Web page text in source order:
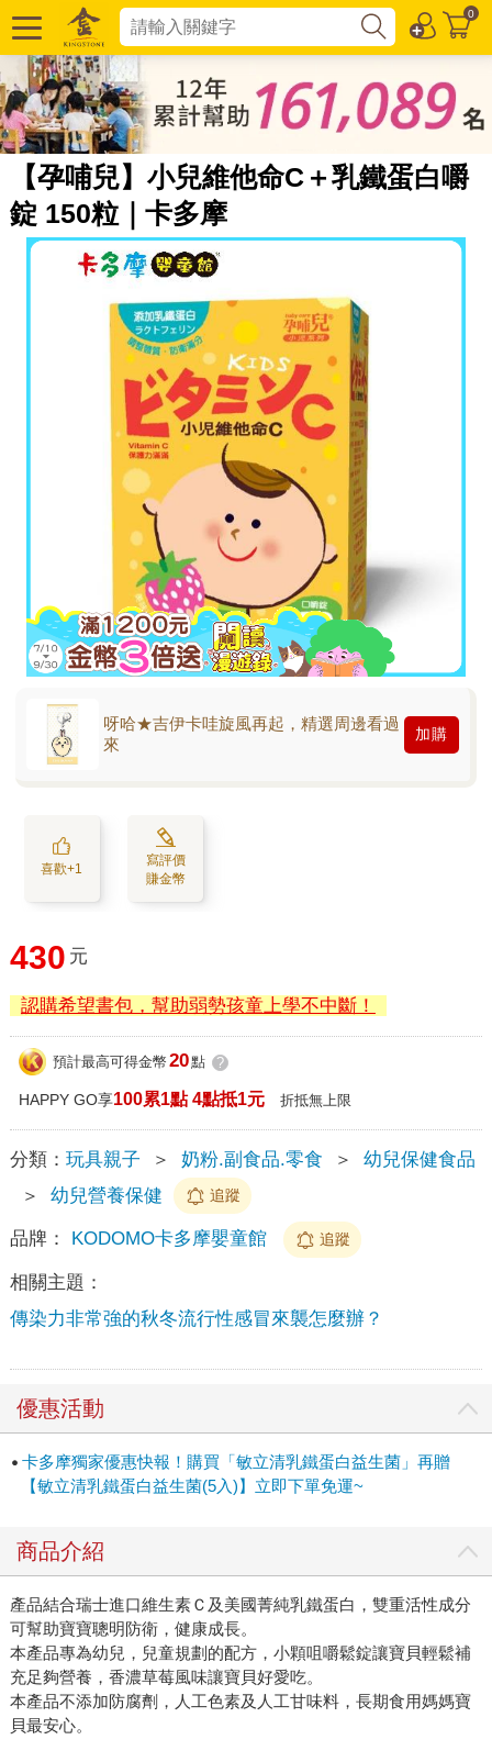
0
【孕哺兒】小兒維他命C＋乳鐵蛋白嚼
錠 150粒｜卡多摩
呀哈★吉伊卡哇旋風再起，精選周邊看過
來
加購
喜歡+1
寫評價
賺金幣
430 元
認購希望書包，幫助弱勢孩童上學不中斷！
預計最高可得金幣 20點 ?
HAPPY GO享100累1點 4點抵1元 折抵無上限
分類： 玩具親子 ＞ 奶粉.副食品.零食 ＞
幼兒保健食品
＞
幼兒營養保健 追蹤
品牌： KODOMO卡多摩嬰童館 追蹤
相關主題：
傳染力非常強的秋冬流行性感冒來襲怎麼辦？
優惠活動
卡多摩獨家優惠快報！購買「敏立清乳鐵蛋白益生菌」再贈
【敏立清乳鐵蛋白益生菌(5入)】立即下單免運~
商品介紹
產品結合瑞士進口維生素Ｃ及美國菁純乳鐵蛋白，雙重活性成分
可幫助寶寶聰明防衛，健康成長。
本產品專為幼兒，兒童規劃的配方，小顆咀嚼鬆錠讓寶貝輕鬆補
充足夠營養，香濃草莓風味讓寶貝好愛吃。
本產品不添加防腐劑，人工色素及人工甘味料，長期食用媽媽寶
貝最安心。